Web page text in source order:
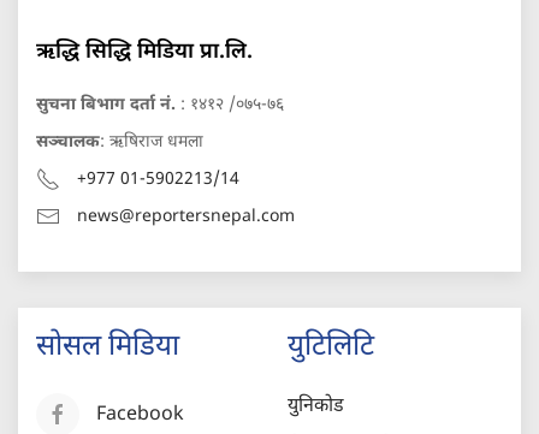
ऋद्धि सिद्धि मिडिया प्रा.लि.
सुचना बिभाग दर्ता नं. : १४१२ /०७५-७६
सञ्चालक: ऋषिराज धमला
+977 01-5902213/14
news@reportersnepal.com
सोसल मिडिया
Facebook
युटिलिटि
युनिकोड